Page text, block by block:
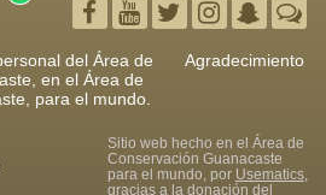
del Área de
en el Área de
para el mundo.
Agradecimiento
Sitio web hecho en el Área de
Conservación Guanacaste
para el mundo, por Usematics,
gracias a la donación del